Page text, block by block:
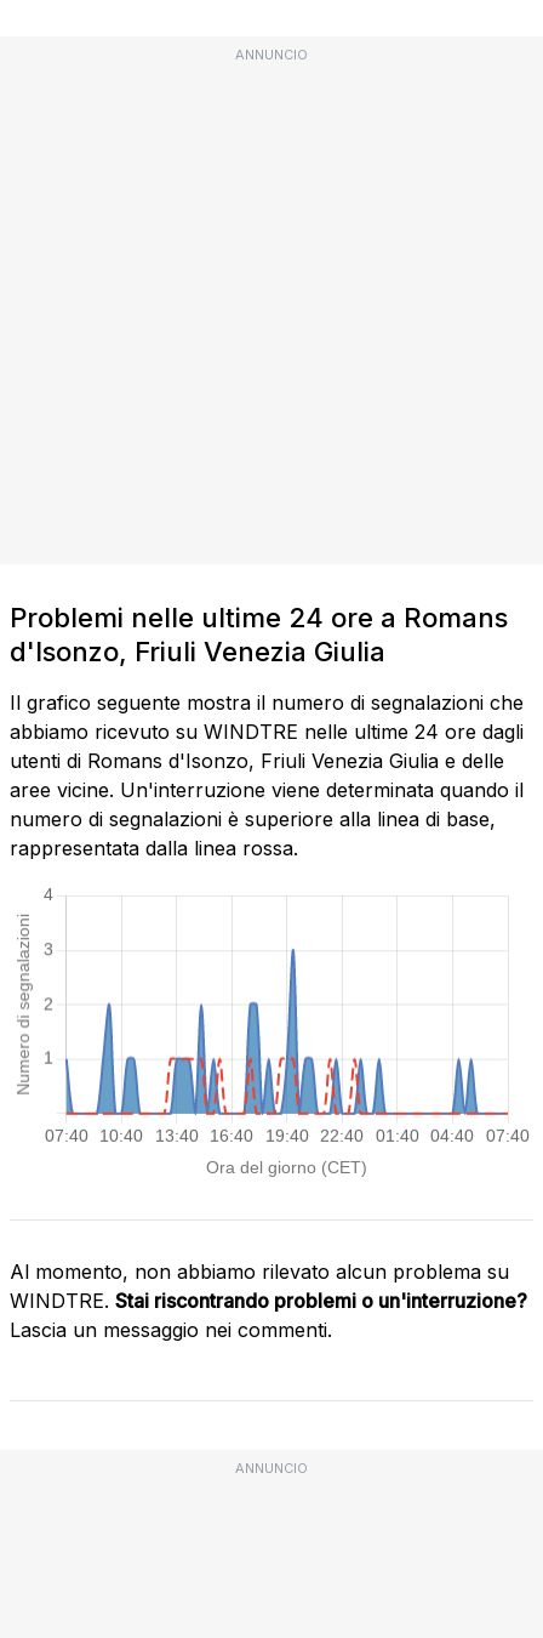
ANNUNCIO
Problemi nelle ultime 24 ore a Romans
d'Isonzo, Friuli Venezia Giulia
Il grafico seguente mostra il numero di segnalazioni che
abbiamo ricevuto su WINDTRE nelle ultime 24 ore dagli
utenti di Romans d'Isonzo, Friuli Venezia Giulia e delle
aree vicine. Un'interruzione viene determinata quando il
numero di segnalazioni è superiore alla linea di base,
rappresentata dalla linea rossa.
Al momento, non abbiamo rilevato alcun problema su
WINDTRE. Stai riscontrando problemi o un'interruzione?
Lascia un messaggio nei commenti.
ANNUNCIO